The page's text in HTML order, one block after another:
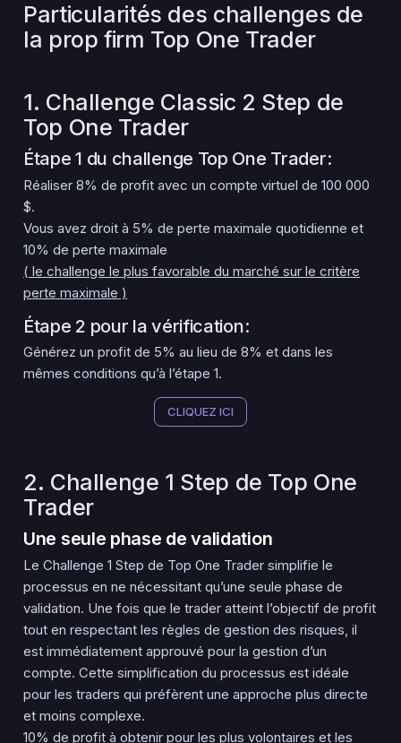
Particularités des challenges de
la prop firm Top One Trader
1. Challenge Classic 2 Step de
Top One Trader
Étape 1 du challenge Top One Trader:
Réaliser 8% de profit avec un compte virtuel de 100 000
$.
Vous avez droit à 5% de perte maximale quotidienne et
10% de perte maximale
( le challenge le plus favorable du marché sur le critère
perte maximale )
Étape 2 pour la vérification:
Générez un profit de 5% au lieu de 8% et dans les
mêmes conditions qu’à l’étape 1.
CLIQUEZ ICI
2. Challenge 1 Step de Top One
Trader
Une seule phase de validation
Le Challenge 1 Step de Top One Trader simplifie le
processus en ne nécessitant qu’une seule phase de
validation. Une fois que le trader atteint l’objectif de profit
tout en respectant les règles de gestion des risques, il
est immédiatement approuvé pour la gestion d’un
compte. Cette simplification du processus est idéale
pour les traders qui préfèrent une approche plus directe
et moins complexe.
10% de profit à obtenir pour les plus volontaires et les